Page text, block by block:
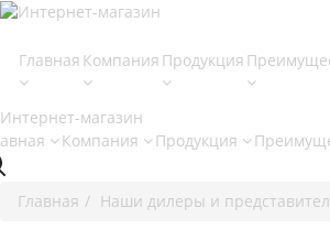
Главная Компания Продукция
Компания Продукция
Главная Наши дилеры и